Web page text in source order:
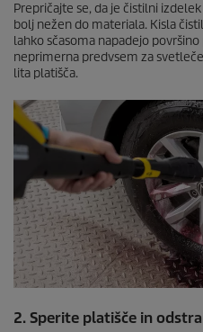
Prepričajte se, da je čistilni
bolj nežen do materiala. Kisla
lahko sčasoma napadejo površino
neprimerna predvsem za
lita platišča.
2. Sperite platišče in